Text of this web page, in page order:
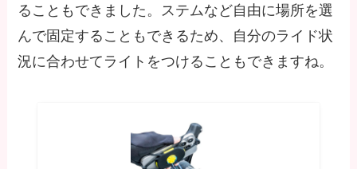
ることもできました。ステムなど自由に場所を選
んで固定することもできるため、自分のライド状
況に合わせてライトをつけることもできますね。